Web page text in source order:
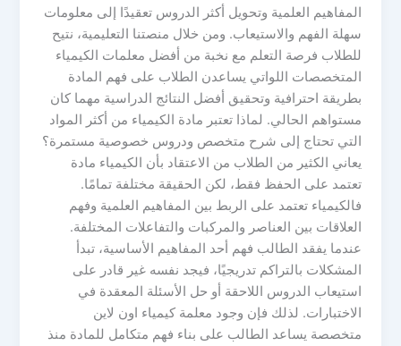
المفاهيم العلمية وتحويل أكثر الدروس تعقيدًا إلى معلومات
سهلة الفهم والاستيعاب. ومن خلال منصتنا التعليمية، نتيح
للطلاب فرصة التعلم مع نخبة من أفضل معلمات الكيمياء
المتخصصات اللواتي يساعدن الطلاب على فهم المادة
بطريقة احترافية وتحقيق أفضل النتائج الدراسية مهما كان
مستواهم الحالي. لماذا تعتبر مادة الكيمياء من أكثر المواد
التي تحتاج إلى شرح متخصص ودروس خصوصية مستمرة؟
يعاني الكثير من الطلاب من الاعتقاد بأن الكيمياء مادة
تعتمد على الحفظ فقط، لكن الحقيقة مختلفة تمامًا.
فالكيمياء تعتمد على الربط بين المفاهيم العلمية وفهم
العلاقات بين العناصر والمركبات والتفاعلات المختلفة.
عندما يفقد الطالب فهم أحد المفاهيم الأساسية، تبدأ
المشكلات بالتراكم تدريجيًا، فيجد نفسه غير قادر على
استيعاب الدروس اللاحقة أو حل الأسئلة المعقدة في
الاختبارات. لذلك فإن وجود معلمة كيمياء اون لاين
متخصصة يساعد الطالب على بناء فهم متكامل للمادة منذ